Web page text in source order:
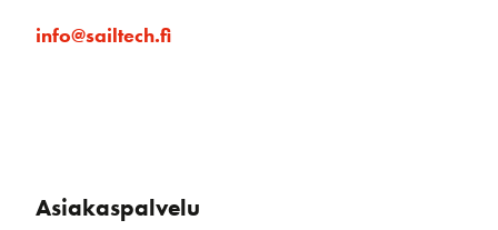
info@sailtech.fi
Asiakaspalvelu